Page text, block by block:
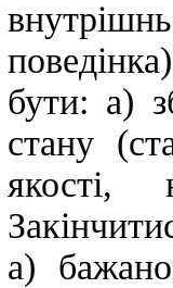
бути: а)
стану
якості,
а)